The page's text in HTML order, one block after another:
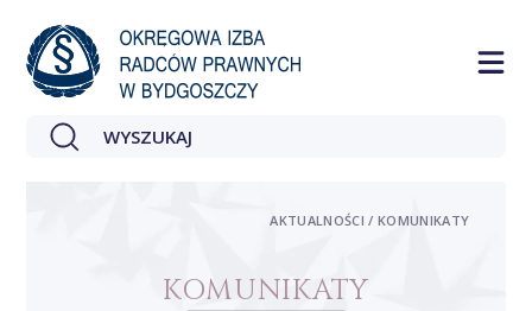
KOMUNIKATY
AKTUALNOŚCI / KOMUNIKATY